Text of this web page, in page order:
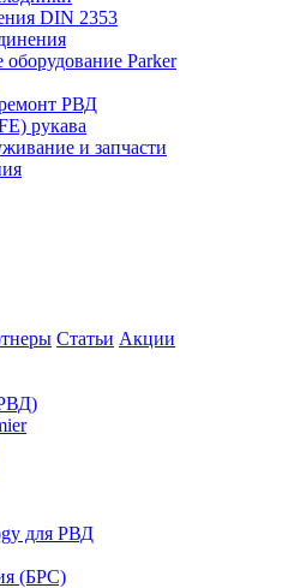
DIN 2353
оборудование Parker
РВД
рукава
и запчасти
Статьи Акции
для РВД
(БРС)